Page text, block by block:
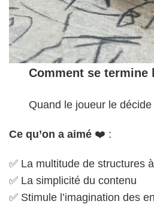
Comment se termine
Quand le joueur le décide
Ce qu’on a aimé ❤️ :
✅ La multitude de structures
✅ La simplicité du contenu
✅ Stimule l’imagination des